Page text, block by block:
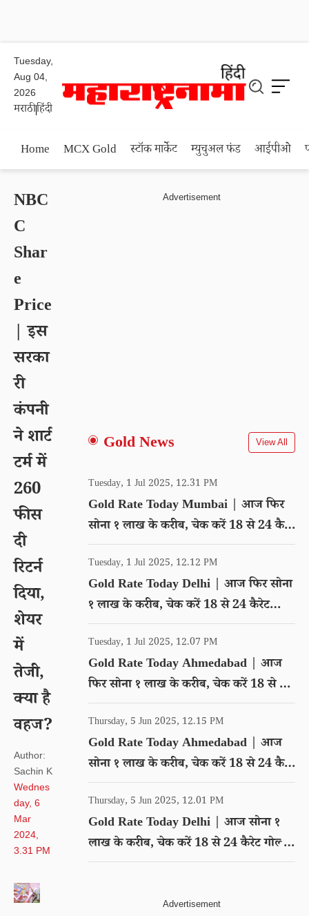
Tuesday,
Aug 04,
2026
मराठीहिंदी
Home MCX Gold स्टॉक मार्केट म्युचुअल फंड आईपीओ
NBC
C
Shar
e
Price
| इस
सरका
री
कंपनी
ने शार्ट
टर्म में
260
फीस
दी
रिटर्न
दिया,
शेयर
में
तेजी,
क्या है
वहज?
Author:
Sachin K
Wednes
day, 6
Mar
2024,
3.31 PM
Gold News View All
Tuesday, 1 Jul 2025, 12.31 PM
Gold Rate Today Mumbai | आज फिर
सोना १ लाख के करीब, चेक करें 18 से 24 कैरेट
गोल्ड का रेट
Tuesday, 1 Jul 2025, 12.12 PM
Gold Rate Today Delhi | आज फिर सोना
१ लाख के करीब, चेक करें 18 से 24 कैरेट
गोल्ड का रेट
Tuesday, 1 Jul 2025, 12.07 PM
Gold Rate Today Ahmedabad | आज
फिर सोना १ लाख के करीब, चेक करें 18 से 24
कैरेट गोल्ड का रेट
Thursday, 5 Jun 2025, 12.15 PM
Gold Rate Today Ahmedabad | आज
सोना १ लाख के करीब, चेक करें 18 से 24 कैरेट
गोल्ड का रेट
Thursday, 5 Jun 2025, 12.01 PM
Gold Rate Today Delhi | आज सोना १
लाख के करीब, चेक करें 18 से 24 कैरेट गोल्ड
का रेट